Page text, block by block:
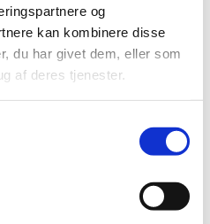
og
kan kombinere disse
du har givet dem, eller som
af deres tjenester.